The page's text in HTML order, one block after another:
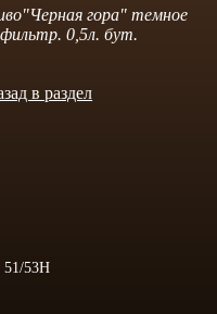
гора" темное
0,5л. бут.
в раздел
51/53Н